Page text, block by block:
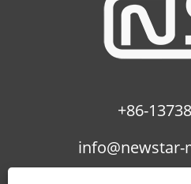
+86-
info@newstar-